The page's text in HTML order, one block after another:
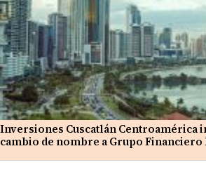
Inversiones Cuscatlán Centroamérica
cambio de nombre a Grupo Financiero